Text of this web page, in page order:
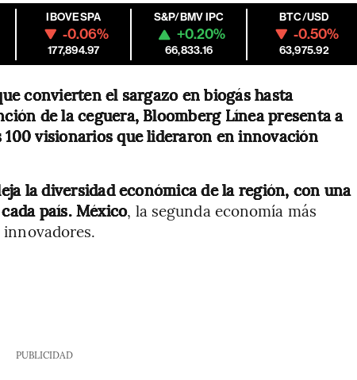
IBOVESPA
-0.06%
177,894.97
S&P/BMV IPC
+0.20%
66,833.16
BTC/USD
-0.50%
63,975.92
convierten el sargazo en biogás hasta
de la ceguera, Bloomberg Línea presenta a
visionarios que lideraron en innovación
la diversidad económica de la región, con una
país.México, la segunda economía más
PUBLICIDAD